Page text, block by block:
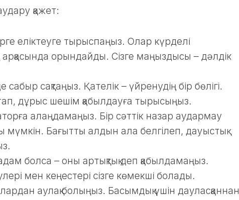
қажет:
еліктеуге тырыспаңыз. Олар күрделі
орындайды. Сізге маңыздысы – дәлдік
сақтаңыз. Қателік – үйренудің бір бөлігі.
дұрыс шешім қабылдауға тырысыңыз.
алаңдамаңыз. Бір сәттік назар аудармау
мүмкін. Бағытты алдын ала белгілеп, дауыстық
болса – оны артықтық деп қабылдамаңыз.
мен кеңестері сізге көмекші болады.
аулақ болыңыз. Басымдық үшін дауласқаннан